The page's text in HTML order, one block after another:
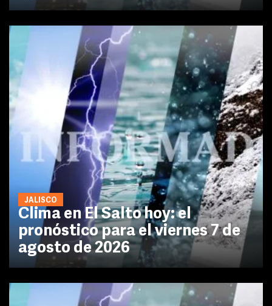
JALISCO
Clima en El Salto hoy: el
pronóstico para el viernes 7 de
agosto de 2026